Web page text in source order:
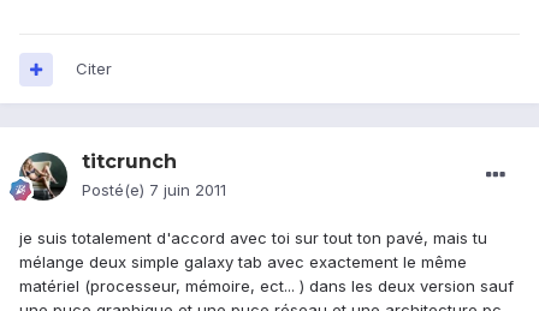
Citer
titcrunch
Posté(e) 7 juin 2011
je suis totalement d'accord avec toi sur tout ton pavé, mais tu
mélange deux simple galaxy tab avec exactement le même
matériel (processeur, mémoire, ect... ) dans les deux version sauf